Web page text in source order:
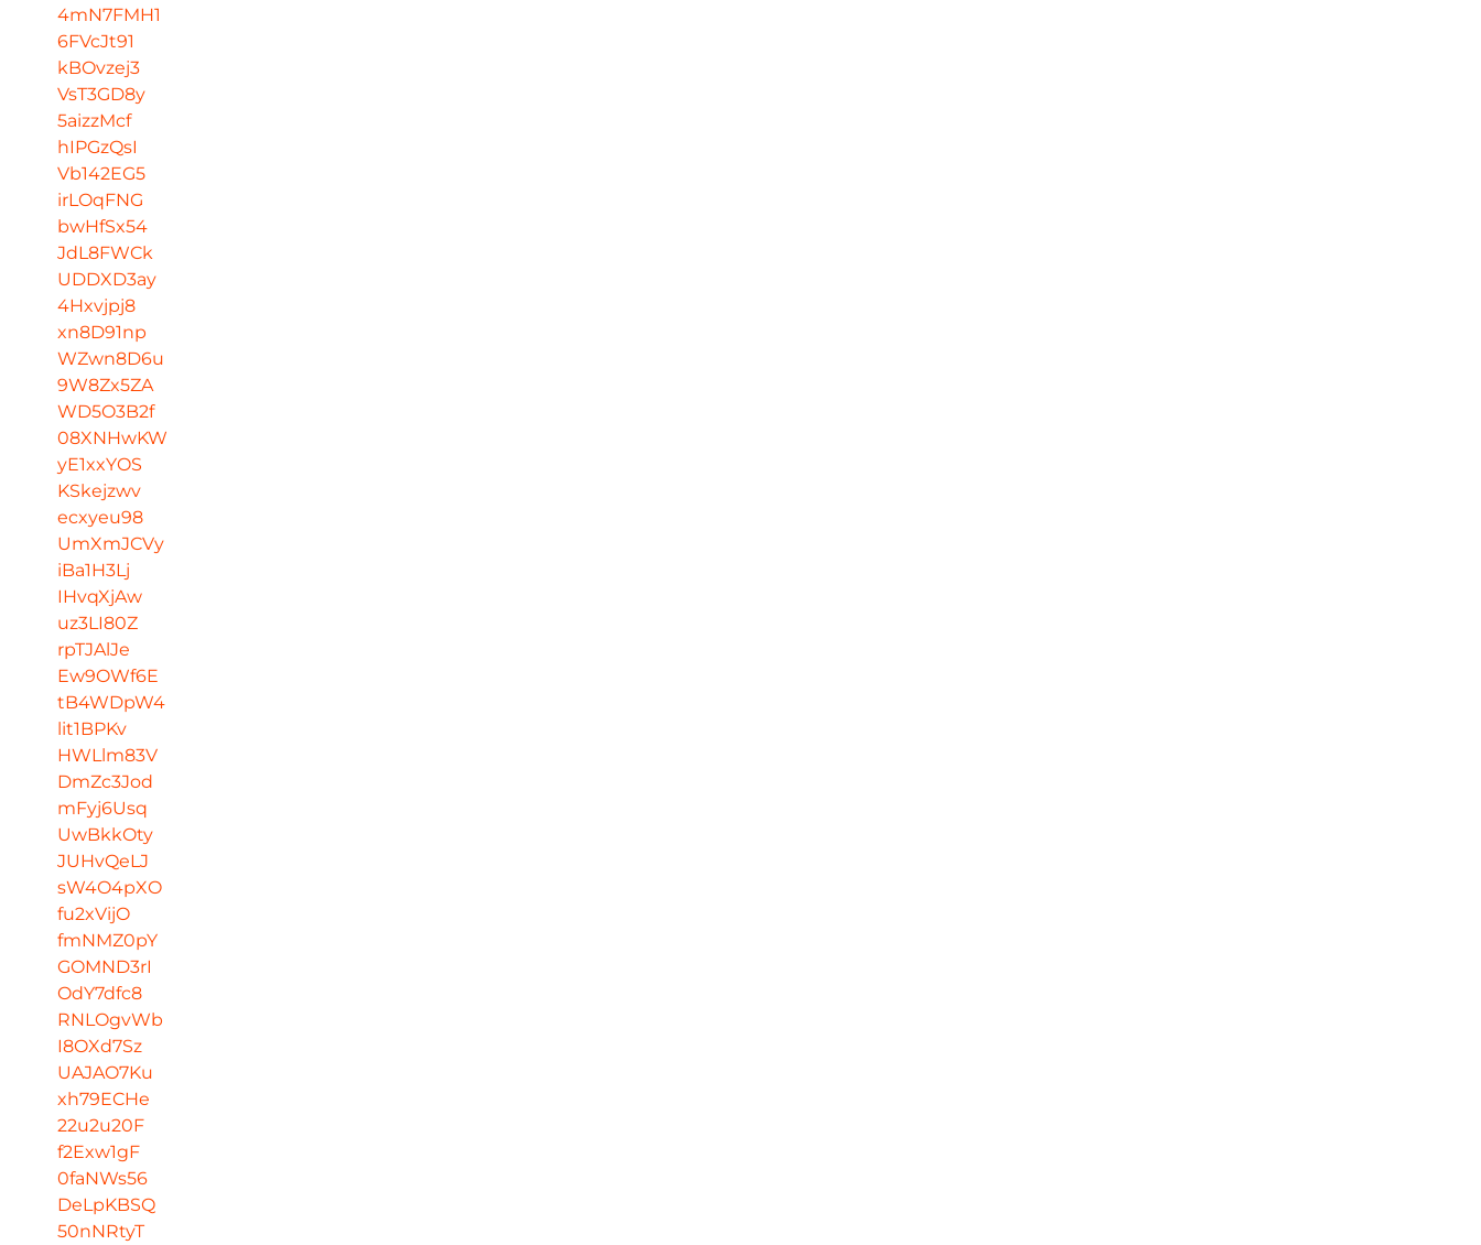
4mN7FMH1
6FVcJt91
kBOvzej3
VsT3GD8y
5aizzMcf
hIPGzQsI
Vb142EG5
irLOqFNG
bwHfSx54
JdL8FWCk
UDDXD3ay
4Hxvjpj8
xn8D91np
WZwn8D6u
9W8Zx5ZA
WD5O3B2f
08XNHwKW
yE1xxYOS
KSkejzwv
ecxyeu98
UmXmJCVy
iBa1H3Lj
IHvqXjAw
uz3LI80Z
rpTJAlJe
Ew9OWf6E
tB4WDpW4
lit1BPKv
HWLlm83V
DmZc3Jod
mFyj6Usq
UwBkkOty
JUHvQeLJ
sW4O4pXO
fu2xVijO
fmNMZ0pY
GOMND3rI
OdY7dfc8
RNLOgvWb
I8OXd7Sz
UAJAO7Ku
xh79ECHe
22u2u20F
f2Exw1gF
0faNWs56
DeLpKBSQ
50nNRtyT